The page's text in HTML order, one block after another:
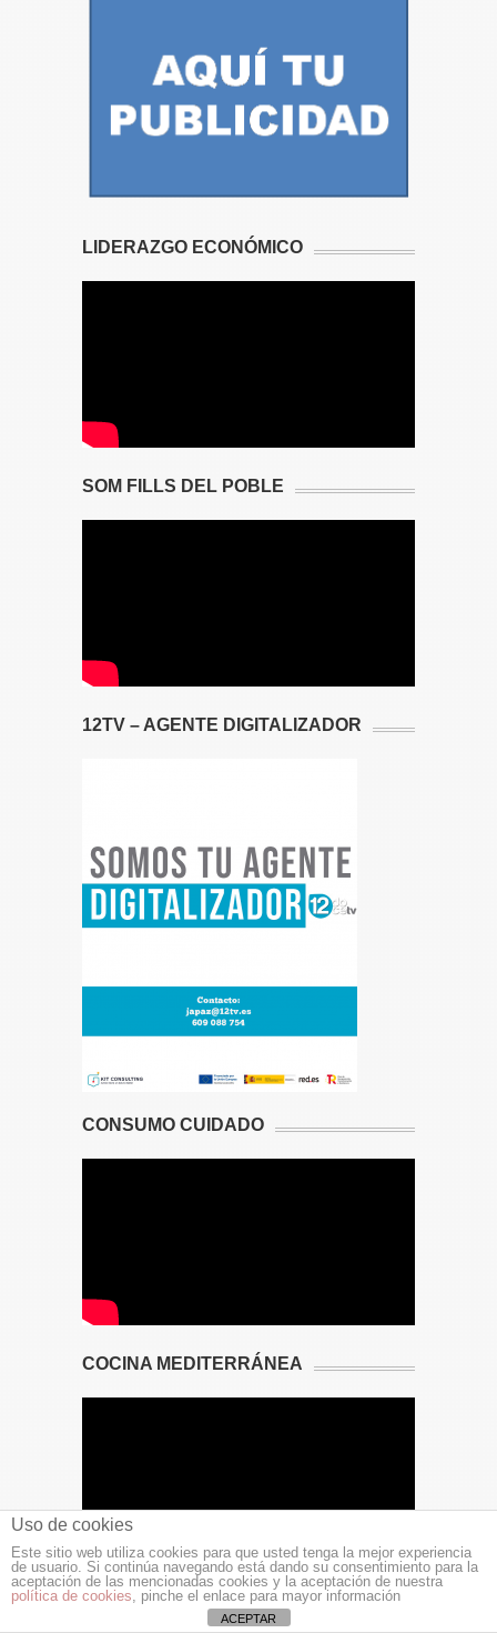
LIDERAZGO ECONÓMICO
SOM FILLS DEL POBLE
12TV – AGENTE DIGITALIZADOR
CONSUMO CUIDADO
COCINA MEDITERRÁNEA
Uso de cookies
Este sitio web utiliza cookies para que usted tenga la mejor experiencia
de usuario. Si continúa navegando está dando su consentimiento para la
aceptación de las mencionadas cookies y la aceptación de nuestra
política de cookies, pinche el enlace para mayor información
ACEPTAR